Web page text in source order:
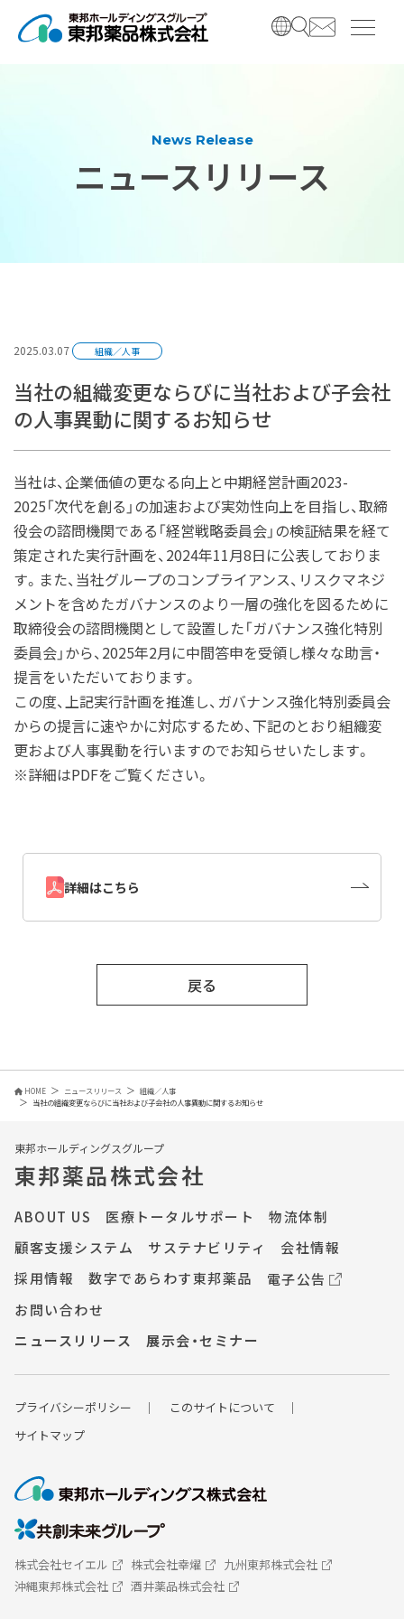
News Release
ニュースリリース
2025.03.07 組織／人事
当社の組織変更ならびに当社および子会社
の人事異動に関するお知らせ
当社は、企業価値の更なる向上と中期経営計画2023-
2025「次代を創る」の加速および実効性向上を目指し、取締
役会の諮問機関である「経営戦略委員会」の検証結果を経て
策定された実行計画を、2024年11月8日に公表しておりま
す。また、当社グループのコンプライアンス、リスクマネジ
メントを含めたガバナンスのより一層の強化を図るために
取締役会の諮問機関として設置した「ガバナンス強化特別
委員会」から、2025年2月に中間答申を受領し様々な助言・
提言をいただいております。
この度、上記実行計画を推進し、ガバナンス強化特別委員会
からの提言に速やかに対応するため、下記のとおり組織変
更および人事異動を行いますのでお知らせいたします。
※詳細はPDFをご覧ください。
詳細はこちら
戻る
HOME ニュースリリース
組織／人事
当社の組織変更ならびに当社および子会社の人事異動に関するお知らせ
東邦ホールディングスグループ
東邦薬品株式会社
ABOUT US 医療トータルサポート
物流体制
顧客支援システム
サステナビリティ
会社情報
採用情報
数字であらわす東邦薬品
電子公告
お問い合わせ
ニュースリリース
展示会・セミナー
プライバシーポ リシー
このサイトについて
サイトマップ
株式会社セイエル 株式会社幸燿
九州東邦株式会社
沖縄東邦株式会社
酒井薬品株式会社